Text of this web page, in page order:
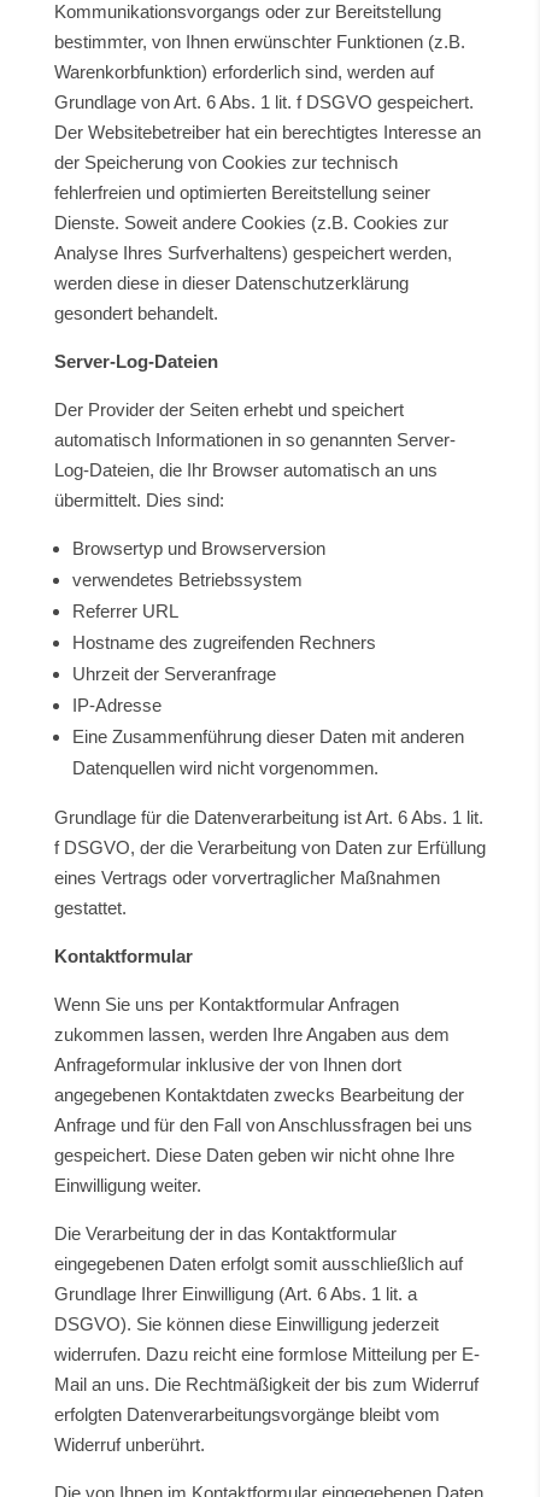
Kommunikationsvorgangs oder zur Bereitstellung
bestimmter, von Ihnen erwünschter Funktionen (z.B.
Warenkorbfunktion) erforderlich sind, werden auf
Grundlage von Art. 6 Abs. 1 lit. f DSGVO gespeichert.
Der Websitebetreiber hat ein berechtigtes Interesse an
der Speicherung von Cookies zur technisch
fehlerfreien und optimierten Bereitstellung seiner
Dienste. Soweit andere Cookies (z.B. Cookies zur
Analyse Ihres Surfverhaltens) gespeichert werden,
werden diese in dieser Datenschutzerklärung
gesondert behandelt.
Server-Log-Dateien
Der Provider der Seiten erhebt und speichert
automatisch Informationen in so genannten Server-
Log-Dateien, die Ihr Browser automatisch an uns
übermittelt. Dies sind:
Browsertyp und Browserversion
verwendetes Betriebssystem
Referrer URL
Hostname des zugreifenden Rechners
Uhrzeit der Serveranfrage
IP-Adresse
Eine Zusammenführung dieser Daten mit anderen
Datenquellen wird nicht vorgenommen.
Grundlage für die Datenverarbeitung ist Art. 6 Abs. 1 lit.
f DSGVO, der die Verarbeitung von Daten zur Erfüllung
eines Vertrags oder vorvertraglicher Maßnahmen
gestattet.
Kontaktformular
Wenn Sie uns per Kontaktformular Anfragen
zukommen lassen, werden Ihre Angaben aus dem
Anfrageformular inklusive der von Ihnen dort
angegebenen Kontaktdaten zwecks Bearbeitung der
Anfrage und für den Fall von Anschlussfragen bei uns
gespeichert. Diese Daten geben wir nicht ohne Ihre
Einwilligung weiter.
Die Verarbeitung der in das Kontaktformular
eingegebenen Daten erfolgt somit ausschließlich auf
Grundlage Ihrer Einwilligung (Art. 6 Abs. 1 lit. a
DSGVO). Sie können diese Einwilligung jederzeit
widerrufen. Dazu reicht eine formlose Mitteilung per E-
Mail an uns. Die Rechtmäßigkeit der bis zum Widerruf
erfolgten Datenverarbeitungsvorgänge bleibt vom
Widerruf unberührt.
Die von Ihnen im Kontaktformular eingegebenen Daten